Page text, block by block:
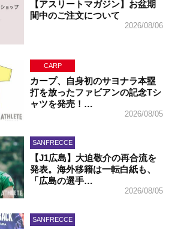
【アスリートマガジン】お盆期
間中のご注文について
2026/08/06
CARP
カープ、自身初のサヨナラ本塁
打を放ったファビアンの記念Tシ
ャツを発売！…
2026/08/05
SANFRECCE
【J1広島】大迫敬介の再合流を
発表。海外移籍は一転白紙も、
「広島の選手…
2026/08/05
SANFRECCE